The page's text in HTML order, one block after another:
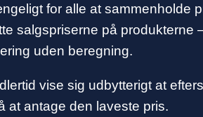
for alle at sammenholde
salgspriserne på produkterne
uden beregning.
vise sig udbytterigt at
at antage den laveste pris.